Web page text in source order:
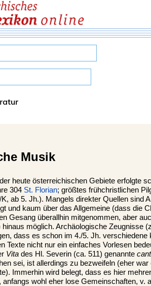
Musik
heute österreichischen Gebiete erfolgte
304 St. Florian; größtes frühchristlichen
ab 5. Jh.). Mangels direkter Quellen sind
und kaum über das Allgemeine (dass die
Gesang überallhin mitgenommen, aber
hinaus möglich. Archäologische Zeugnisse
dass es schon im 4./5. Jh.
Texte nicht nur ein einfaches Vorlesen
Vita des Hl. Severin (ca. 511) genannte
sei, ist allerdings zu bezweifeln (eher war
Immerhin wird belegt, dass es hier
anfangs wohl eher lose Gemeinschaften, v.